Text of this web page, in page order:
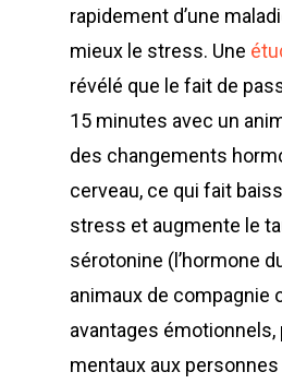
rapidement d’une
mieux le stress. Une
révélé que le fait de
15 minutes avec un
des changements
cerveau, ce qui fait
stress et augmente le
sérotonine (l’hormone
animaux de compagnie
avantages
mentaux aux